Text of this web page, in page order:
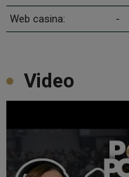
Web casina: -
Video